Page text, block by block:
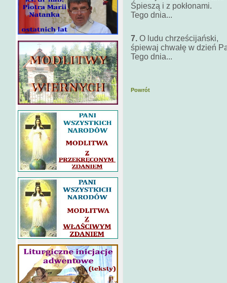
Śpieszą i z pokłonami.
Tego dnia...
7. O ludu chrześcijański,
śpiewaj chwałę w dzień
Tego dnia...
Powrót